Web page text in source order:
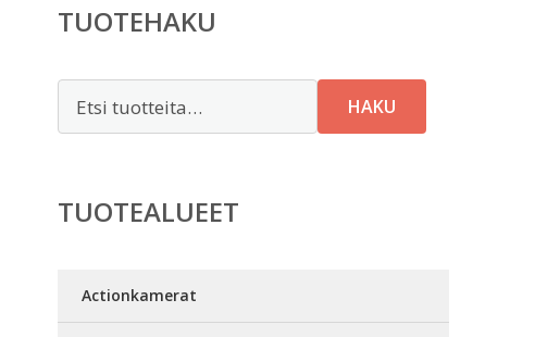
TUOTEHAKU
HAKU
TUOTEALUEET
Actionkamerat